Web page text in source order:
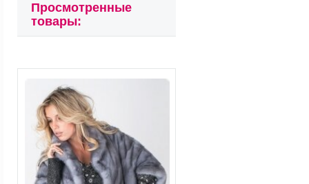
Просмотренные
товары: